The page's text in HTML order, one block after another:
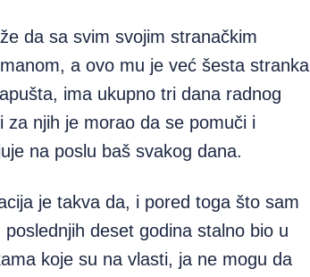
da sa svim svojim stranačkim
a ovo mu je već šesta stranka
ima ukupno tri dana radnog
za njih je morao da se pomuči i
na poslu baš svakog dana.
je takva da, i pored toga što sam
poslednjih deset godina stalno bio u
koje su na vlasti, ja ne mogu da